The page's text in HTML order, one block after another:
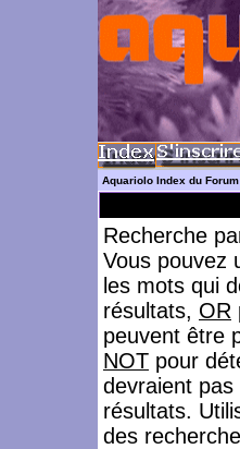
Aquariolo Index du Forum
Recherche
Vous pouvez
les mots qui
résultats, OR
peuvent être
NOT pour
devraient
résultats.
des